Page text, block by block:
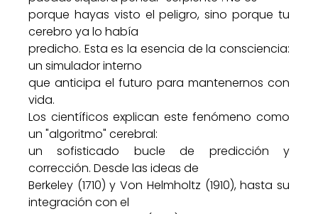
porque hayas visto el peligro, sino porque tu
cerebro ya lo había
predicho. Esta es la esencia de la consciencia:
un simulador interno
que anticipa el futuro para mantenernos con
vida.
Los científicos explican este fenómeno como
un "algoritmo" cerebral:
un sofisticado bucle de predicción y
corrección. Desde las ideas de
Berkeley (1710) y Von Helmholtz (1910), hasta su
integración con el